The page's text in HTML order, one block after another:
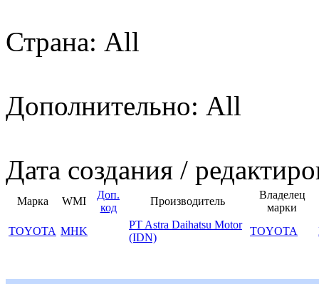
Страна: All
Дополнительно: All
Дата создания /
Марка WMI
Доп.
код
Производитель
Владелец
марки
TOYOTA MHK
PT Astra Daihatsu Motor
(IDN)
TOYOTA